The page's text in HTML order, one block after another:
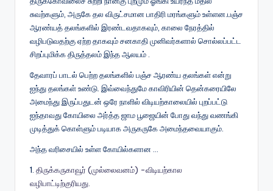
சுவற்களும், அருகே தல விருட்சமான பாதிரி மரங்களும் உள்ளன.பஞ்ச
ஆரண்யத் தலங்களில் இரண்டவதாகவும், காலை நேரத்தில்
வழிபடுவதற்கு ஏற்ற தாகவும் சனகாதி முனிவர்களால் சொல்லப்பட்ட
சிறப்புமிக்க திருத்தலம் இந்த ஆலயம் .
தேவாரப் பாடல் பெற்ற தலங்களில் பஞ்ச ஆரண்ய தலங்கள் என்று
ஐந்து தலங்கள் உண்டு. இவ்வைந்துமே காவிரியின் தென்கரையிலே
அமைந்து இருப்பதுடன் ஒரே நாளில் விடியற்காலையில் புறப்பட்டு
ஐந்தாவது கோயிலை அர்த்த ஜாம பூஜையின் போது வந்து வணங்கி
முடித்துக் கொள்ளும் படியாக அருகருகே அமைந்தவையாகும்.
அந்த வரிசையில் உள்ள கோயில்களான …
1. திருக்கருகாவூர் (முல்லைவனம்) -விடியற்கால
வழிபாட்டிற்குரியது.